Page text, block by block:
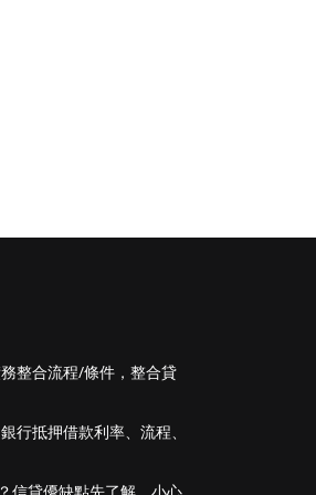
整合流程/條件，整合貸
行抵押借款利率、流程、